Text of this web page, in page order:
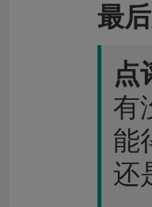
最
点
有
能
还